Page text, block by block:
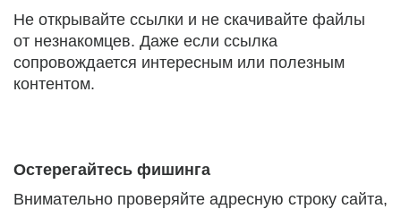
Не открывайте ссылки и не скачивайте файлы
от незнакомцев. Даже если ссылка
сопровождается интересным или полезным
контентом.
Остерегайтесь фишинга
Внимательно проверяйте адресную строку сайта,